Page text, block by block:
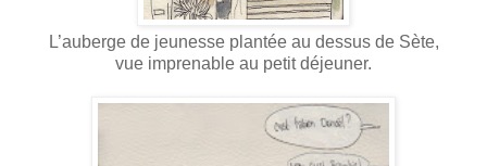
L’auberge de jeunesse plantée au dessus de Sète,
vue imprenable au petit déjeuner.